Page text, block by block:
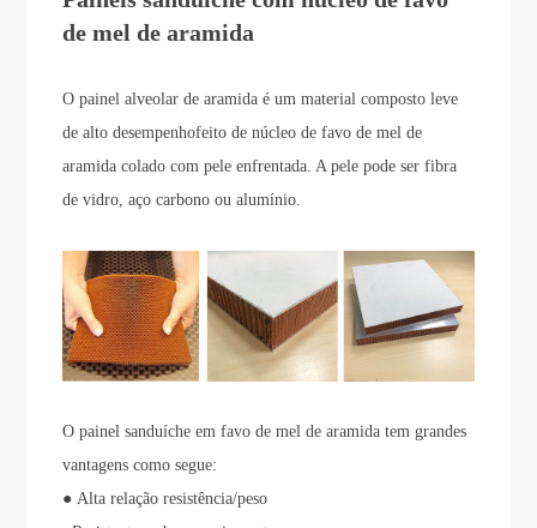
de mel de aramida
O painel alveolar de aramida é um material composto leve
de alto desempenhofeito de núcleo de favo de mel de
aramida colado com pele enfrentada. A pele pode ser fibra
de vidro, aço carbono ou alumínio.
O painel sanduíche em favo de mel de aramida tem grandes
vantagens como segue:
●Alta relação resistência/peso